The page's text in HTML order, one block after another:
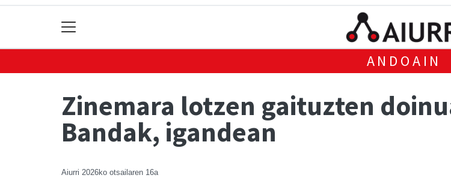
ANDOAIN
Zinemara lotzen gaituzten
Bandak, igandean
Aiurri 2026ko otsailaren 16a